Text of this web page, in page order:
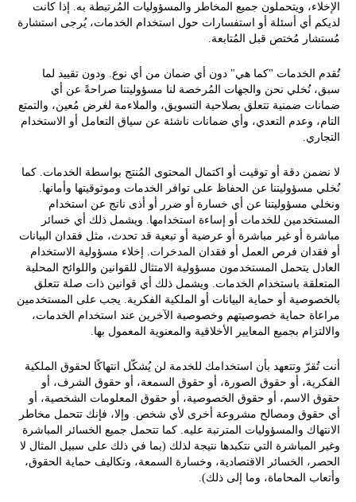
الإخلاء، ويتحملون جميع المخاطر والمسؤوليات المُرتبطة به. إذا كانت
لديكم أي أسئلة أو استفسارات حول استخدام الخدمات، يُرجى استشارة
مُستشار مُختص قبل المُتابعة.
تُقدم الخدمات "كما هي" دون أي ضمان من أي نوع. ودون تقييد لما
سبق، نُخلي نحن والجهات المُرخصة لنا مسؤوليتنا صراحةً عن أي
ضمانات ضمنية تتعلق بصلاحية التسويق، والملاءمة لغرض مُعين، والتمتع
التام، وعدم التعدي، وأي ضمانات ناشئة عن سياق التعامل أو الاستخدام
التجاري.
لا نضمن دقة أو توقيت أو اكتمال المحتوى المُنتج بواسطة الخدمات. كما
نُخلي مسؤوليتنا عن الحفاظ على توافر الخدمات وموثوقيتها وأمانها.
ونخلي مسؤوليتنا عن أي خسارة أو ضرر أو أذى ناتج عن استخدام
المستخدمين للخدمات أو إساءة استخدامها. ويشمل ذلك أي خسائر
مباشرة أو غير مباشرة أو عرضية أو تبعية قد تحدث، مثل فقدان البيانات
أو فقدان فرص العمل أو فقدان المدخرات. إخلاء مسؤولية الاستخدام
العادل يتحمل المستخدمون مسؤولية الامتثال للقوانين واللوائح المحلية
المتعلقة باستخدام الخدمات. ويشمل ذلك أي قوانين ذات صلة تتعلق
بالخصوصية أو حماية البيانات أو الملكية الفكرية. يجب على المستخدمين
مراعاة حماية خصوصيتهم وخصوصية الآخرين عند استخدام الخدمات،
والالتزام بجميع المعايير الأخلاقية والمعنوية المعمول بها.
أنت تُقرّ وتتعهد بأن استخدامك للخدمة لن يُشكّل انتهاكًا لحقوق الملكية
الفكرية، أو حقوق الصورة، أو حقوق السمعة، أو حقوق الشرف، أو
حقوق الاسم، أو حقوق الخصوصية، أو حقوق المعلومات الشخصية، أو
أي حقوق ومصالح مشروعة أخرى لأي شخص. وإلا، فإنك تتحمل مخاطر
الانتهاك والمسؤوليات المترتبة عليه. كما تتحمل جميع الخسائر المباشرة
وغير المباشرة التي نتكبدها نتيجة لذلك (بما في ذلك على سبيل المثال لا
الحصر، الخسائر الاقتصادية، وخسارة السمعة، وتكاليف حماية الحقوق،
وأتعاب المحاماة، وما إلى ذلك).